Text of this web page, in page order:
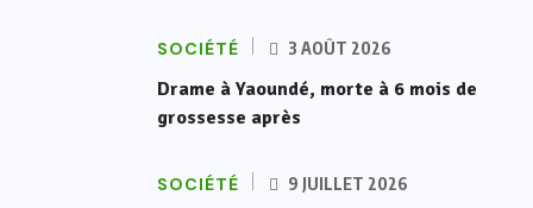
SOCIÉTÉ 3 AOÛT 2026
Drame à Yaoundé, morte à 6 mois de
grossesse après
SOCIÉTÉ 9 JUILLET 2026